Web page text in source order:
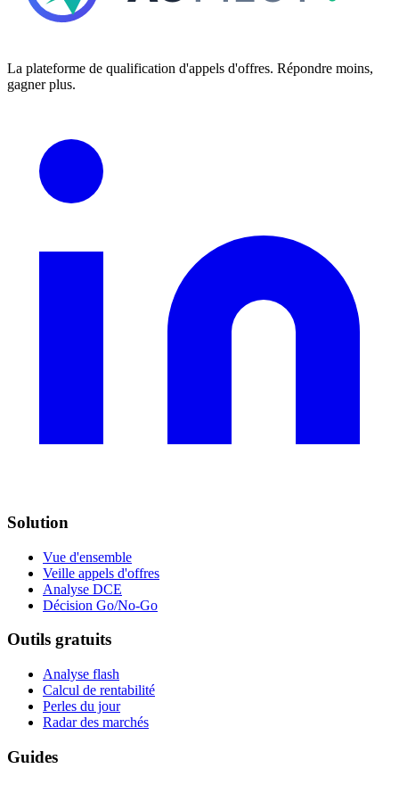
La plateforme de qualification d'appels d'offres. Répondre moins,
gagner plus.
Solution
Vue d'ensemble
Veille appels d'offres
Analyse DCE
Décision Go/No-Go
Outils gratuits
Analyse flash
Calcul de rentabilité
Perles du jour
Radar des marchés
Guides